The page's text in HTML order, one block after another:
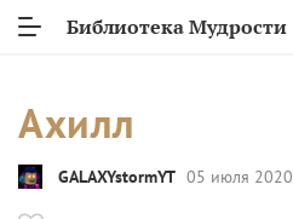
Библиотека Мудрости
Ахилл
GALAXYstormYT 05 июля 2020